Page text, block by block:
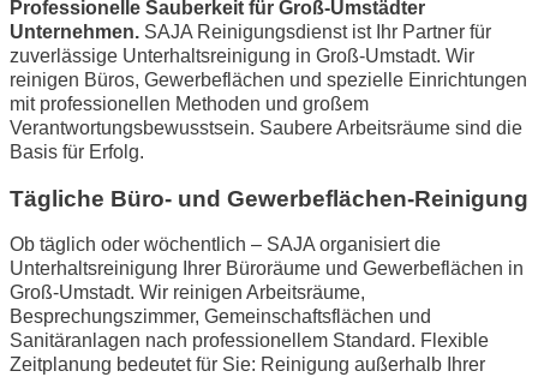
Professionelle Sauberkeit für Groß-Umstädter
Unternehmen. SAJA Reinigungsdienst ist Ihr Partner für
zuverlässige Unterhaltsreinigung in Groß-Umstadt. Wir
reinigen Büros, Gewerbeflächen und spezielle Einrichtungen
mit professionellen Methoden und großem
Verantwortungsbewusstsein. Saubere Arbeitsräume sind die
Basis für Erfolg.
Tägliche Büro- und Gewerbeflächen-Reinigung
Ob täglich oder wöchentlich – SAJA organisiert die
Unterhaltsreinigung Ihrer Büroräume und Gewerbeflächen in
Groß-Umstadt. Wir reinigen Arbeitsräume,
Besprechungszimmer, Gemeinschaftsflächen und
Sanitäranlagen nach professionellem Standard. Flexible
Zeitplanung bedeutet für Sie: Reinigung außerhalb Ihrer